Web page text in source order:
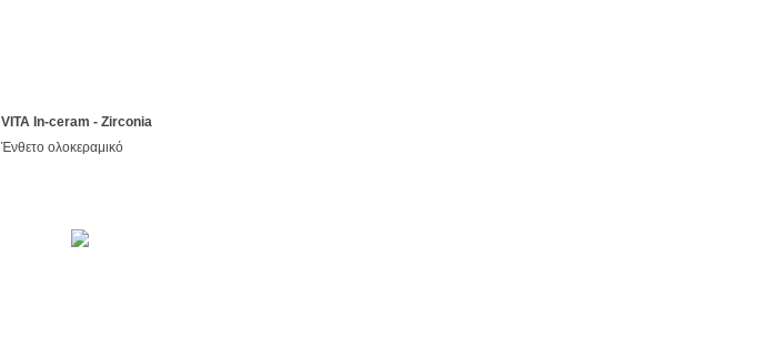
VITA In-ceram - Zirconia
Ένθετο ολοκεραμικό